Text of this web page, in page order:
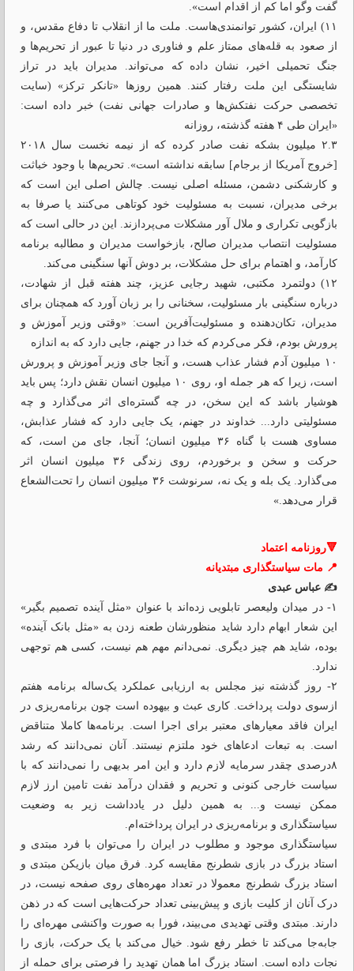
گفت ‌وگو اما کم از اقدام است».
۱۱) ایران، کشور توانمندی‌هاست. ملت ما از انقلاب تا دفاع مقدس، و
از صعود به قله‌های ممتاز علم و فناوری در دنیا تا عبور از تحریم‌ها و
جنگ تحمیلی اخیر، نشان داده که می‌تواند. مدیران باید در تراز
شایستگی این ملت رفتار کنند. همین روزها «تانکر ترکز» (‌سایت
تخصصی حرکت نفتکش‌ها و صادرات جهانی نفت) خبر داده است:
«ایران طی ۴ هفته گذشته، روزانه
۲.۳ میلیون بشکه نفت صادر کرده که از نیمه‌ نخست سال ۲۰۱۸
[خروج آمریکا از برجام] سابقه نداشته است». تحریم‌ها با وجود خباثت
و کارشکنی دشمن، مسئله اصلی نیست. چالش اصلی این است که
برخی مدیران، نسبت به مسئولیت خود کوتاهی می‌کنند یا صرفا به
بازگویی تکراری و ملال آور مشکلات می‌پردازند. این در حالی است که
مسئولیت انتصاب مدیران صالح، بازخواست مدیران و مطالبه برنامه
کارآمد، و اهتمام برای حل مشکلات، بر دوش آنها سنگینی می‌کند.
۱۲) دولتمرد مکتبی، شهید رجایی عزیز، چند هفته قبل از شهادت،
درباره سنگینی بار مسئولیت، سخنانی را بر زبان آورد که همچنان برای
مدیران، تکان‌دهنده و مسئولیت‌آفرین است: «وقتی وزیر آموزش و
پرورش بودم، فکر می‌‌کردم که خدا در جهنم، جایی دارد که به اندازه
۱۰ میلیون آدم فشار عذاب هست، و آنجا جای وزیر آموزش و پرورش
است، زیرا که هر جمله او، روی ۱۰ میلیون انسان نقش دارد؛ پس باید
هوشیار باشد که این سخن، در چه گستره‌‌ای اثر می‌گذارد و چه
مسئولیتی دارد... خداوند در جهنم، یک جایی دارد که فشار عذابش،
مساوی هست با گناه ۳۶ میلیون انسان؛ آنجا، جای من است، که
حرکت و سخن و برخوردم، روی زندگی ۳۶ میلیون انسان اثر
می‌‌گذارد. یک بله و یک نه، سرنوشت ۳۶ میلیون انسان را تحت‌الشعاع
قرار می‌‌دهد.»
🔻روزنامه اعتماد
📍 مات سیاستگذاری مبتدیانه
✍️ عباس عبدی
۱- در میدان ولیعصر تابلویی زده‌اند با عنوان «مثل آینده تصمیم بگیر»
این شعار ابهام دارد شاید منظورشان طعنه زدن به «مثل بانک آینده»
بوده، شاید هم چیز دیگری. نمی‌دانم مهم هم نیست، کسی هم توجهی
ندارد.
۲- روز گذشته نیز مجلس به ارزیابی عملکرد یک‌ساله برنامه هفتم
ازسوی دولت پرداخت. کاری عبث و بیهوده است چون برنامه‌ریزی در
ایران فاقد معیارهای معتبر برای اجرا است. برنامه‌ها کاملا متناقض
است. به تبعات ادعاهای خود ملتزم نیستند. آنان نمی‌دانند که رشد
۸درصدی چقدر سرمایه لازم دارد و این امر بدیهی را نمی‌دانند که با
سیاست خارجی کنونی و تحریم و فقدان درآمد نفت تامین ارز لازم
ممکن نیست و... به همین دلیل در یادداشت زیر به وضعیت
سیاستگذاری و برنامه‌ریزی در ایران پرداخته‌ام.
سیاستگذاری موجود و مطلوب در ایران را می‌توان با فرد مبتدی و
استاد بزرگ در بازی شطرنج مقایسه کرد. فرق میان بازیکن مبتدی و
استاد بزرگ شطرنج معمولا در تعداد مهره‌های روی صفحه نیست، در
درک آنان از کلیت بازی و پیش‌بینی تعداد حرکت‌هایی است که در ذهن
دارند. مبتدی وقتی تهدیدی می‌بیند، فورا به صورت واکنشی مهره‌ای را
جابه‌جا می‌کند تا خطر رفع شود. خیال می‌کند با یک حرکت، بازی را
نجات داده است. استاد بزرگ اما همان تهدید را فرصتی برای حمله از